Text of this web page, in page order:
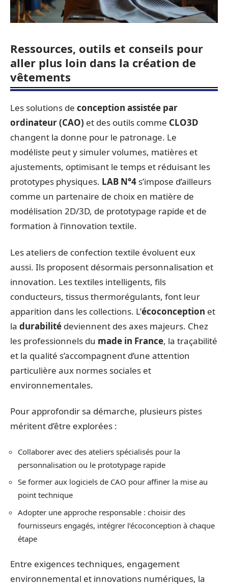
Ressources, outils et conseils pour
aller plus loin dans la création de
vêtements
Les solutions de conception assistée par
ordinateur (CAO) et des outils comme CLO3D
changent la donne pour le patronage. Le
modéliste peut y simuler volumes, matières et
ajustements, optimisant le temps et réduisant les
prototypes physiques. LAB N°4 s’impose d’ailleurs
comme un partenaire de choix en matière de
modélisation 2D/3D, de prototypage rapide et de
formation à l’innovation textile.
Les ateliers de confection textile évoluent eux
aussi. Ils proposent désormais personnalisation et
innovation. Les textiles intelligents, fils
conducteurs, tissus thermorégulants, font leur
apparition dans les collections. L’écoconception et
la durabilité deviennent des axes majeurs. Chez
les professionnels du made in France, la traçabilité
et la qualité s’accompagnent d’une attention
particulière aux normes sociales et
environnementales.
Pour approfondir sa démarche, plusieurs pistes
méritent d’être explorées :
Collaborer avec des ateliers spécialisés pour la
personnalisation ou le prototypage rapide
Se former aux logiciels de CAO pour affiner la mise au
point technique
Adopter une approche responsable : choisir des
fournisseurs engagés, intégrer l’écoconception à chaque
étape
Entre exigences techniques, engagement
environnemental et innovations numériques, la